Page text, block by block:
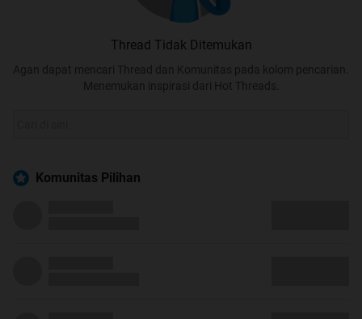
Thread Tidak Ditemukan
Agan dapat mencari Thread dan Komunitas pada kolom pencarian.
Menemukan inspirasi dari Hot Threads.
Komunitas Pilihan